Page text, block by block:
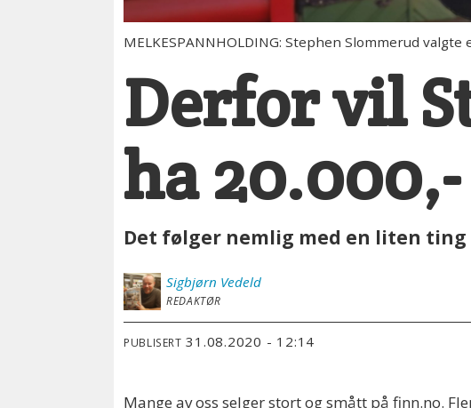
MELKESPANNHOLDING: Stephen Slommerud
Derfor vil
ha
Det følger nemlig med en liten
Sigbjørn Vedeld
REDAKTØR
PUBLISERT 31.08.2020 - 12:14
Mange av oss selger stort og smått på finn.no.